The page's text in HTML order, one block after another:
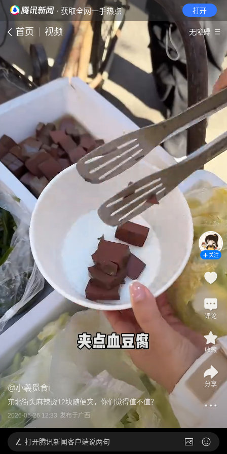
· 获取全网一手热点 打开
首页 视频 无障碍
@小羲觅食i
东北街头麻辣烫12块随便夹，你们觉得值不值？
2026-05-26 12:33 发布于广西
关注
评论
收藏
分享
打开腾讯新闻客户端说两句